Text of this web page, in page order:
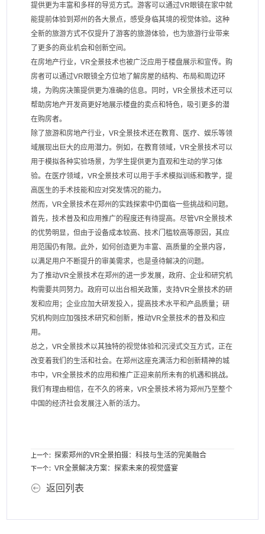
提供更为丰富和多样的导览方式。游客可以通过VR眼镜在家中就
能提前体验到郑州的各大景点，感受身临其境的视觉体验。这种
全新的旅游方式不仅提升了游客的旅游体验，也为旅游行业带来
了更多的商业机会和创新空间。
在房地产行业，VR全景技术也被广泛应用于楼盘展示和宣传。购
房者可以通过VR眼镜全方位地了解房屋的结构、布局和周边环
境，为购房决策提供更为准确的信息。同时，VR全景技术还可以
帮助房地产开发商更好地展示楼盘的卖点和特色，吸引更多的潜
在购房者。
除了旅游和房地产行业，VR全景技术还在教育、医疗、娱乐等领
域展现出巨大的应用潜力。例如，在教育领域，VR全景技术可以
用于模拟各种实验场景，为学生提供更为直观和生动的学习体
验。在医疗领域，VR全景技术可以用于手术模拟训练和教学，提
高医生的手术技能和应对突发情况的能力。
然而，VR全景技术在郑州的实践探索中仍面临一些挑战和问题。
首先，技术普及和应用推广的程度还有待提高。尽管VR全景技术
的优势明显，但由于设备成本较高、技术门槛较高等原因，其应
用范围仍有限。此外，如何创造更为丰富、高质量的全景内容，
以满足用户不断提升的审美需求，也是亟待解决的问题。
为了推动VR全景技术在郑州的进一步发展，政府、企业和研究机
构需要共同努力。政府可以出台相关政策，支持VR全景技术的研
发和应用；企业应加大研发投入，提高技术水平和产品质量；研
究机构则应加强技术研究和创新，推动VR全景技术的普及和应
用。
总之，VR全景技术以其独特的视觉体验和沉浸式交互方式，正在
改变着我们的生活和社会。在郑州这座充满活力和创新精神的城
市中，VR全景技术的应用和推广正迎来前所未有的机遇和挑战。
我们有理由相信，在不久的将来，VR全景技术将为郑州乃至整个
中国的经济社会发展注入新的活力。
上一个：探索郑州的VR全景拍摄：科技与生活的完美融合
下一个：VR全景解决方案：探索未来的视觉盛宴
返回列表